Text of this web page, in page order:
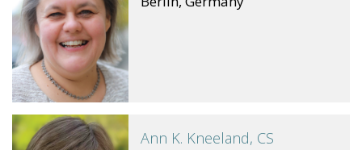
Ann K. Kneeland, CS